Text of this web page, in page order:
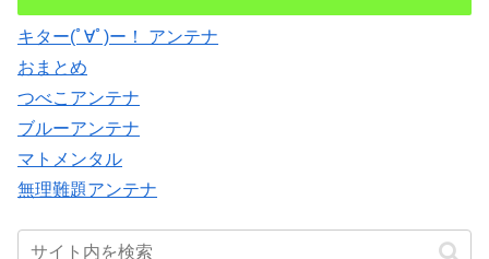
キター(ﾟ∀ﾟ)ー！ アンテナ
おまとめ
つべこアンテナ
ブルーアンテナ
マトメンタル
無理難題アンテナ